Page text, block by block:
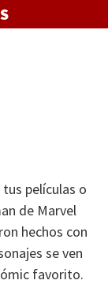
películas o
de Marvel
hechos con
se ven
favorito.